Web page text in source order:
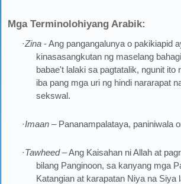
Mga Terminolohiyang Arabik:
·Zina - Ang pangangalunya o pakikiapid
kinasasangkutan ng maselang
babae't lalaki sa pagtatalik, ngunit ito
iba pang mga uri ng hindi nararapat
sekswal.
·Imaan – Pananampalataya, paniniwala
·Tawheed– Ang Kaisahan ni Allah at
bilang Panginoon, sa kanyang mga
Katangian at karapatan Niya na Siya